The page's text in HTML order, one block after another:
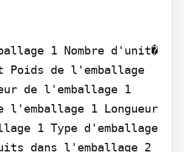
1 Nombre d'unit�
Poids de l'emballage
de l'emballage 1
l'emballage 1 Longueur
1 Type d'emballage
dans l'emballage 2